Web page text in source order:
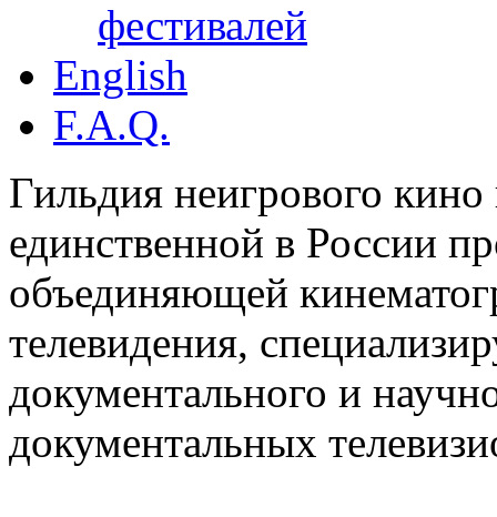
фестивалей
English
F.A.Q.
Гильдия неигрового кино
единственной в России
объединяющей
телевидения,
документального и
документальных